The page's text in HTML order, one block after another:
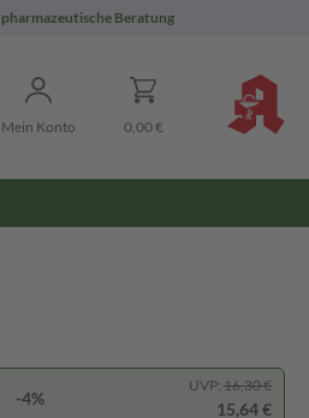
pharmazeutische Beratung
Mein Konto 0,00 €
-4%
UVP: 16,30 €
15,64 €